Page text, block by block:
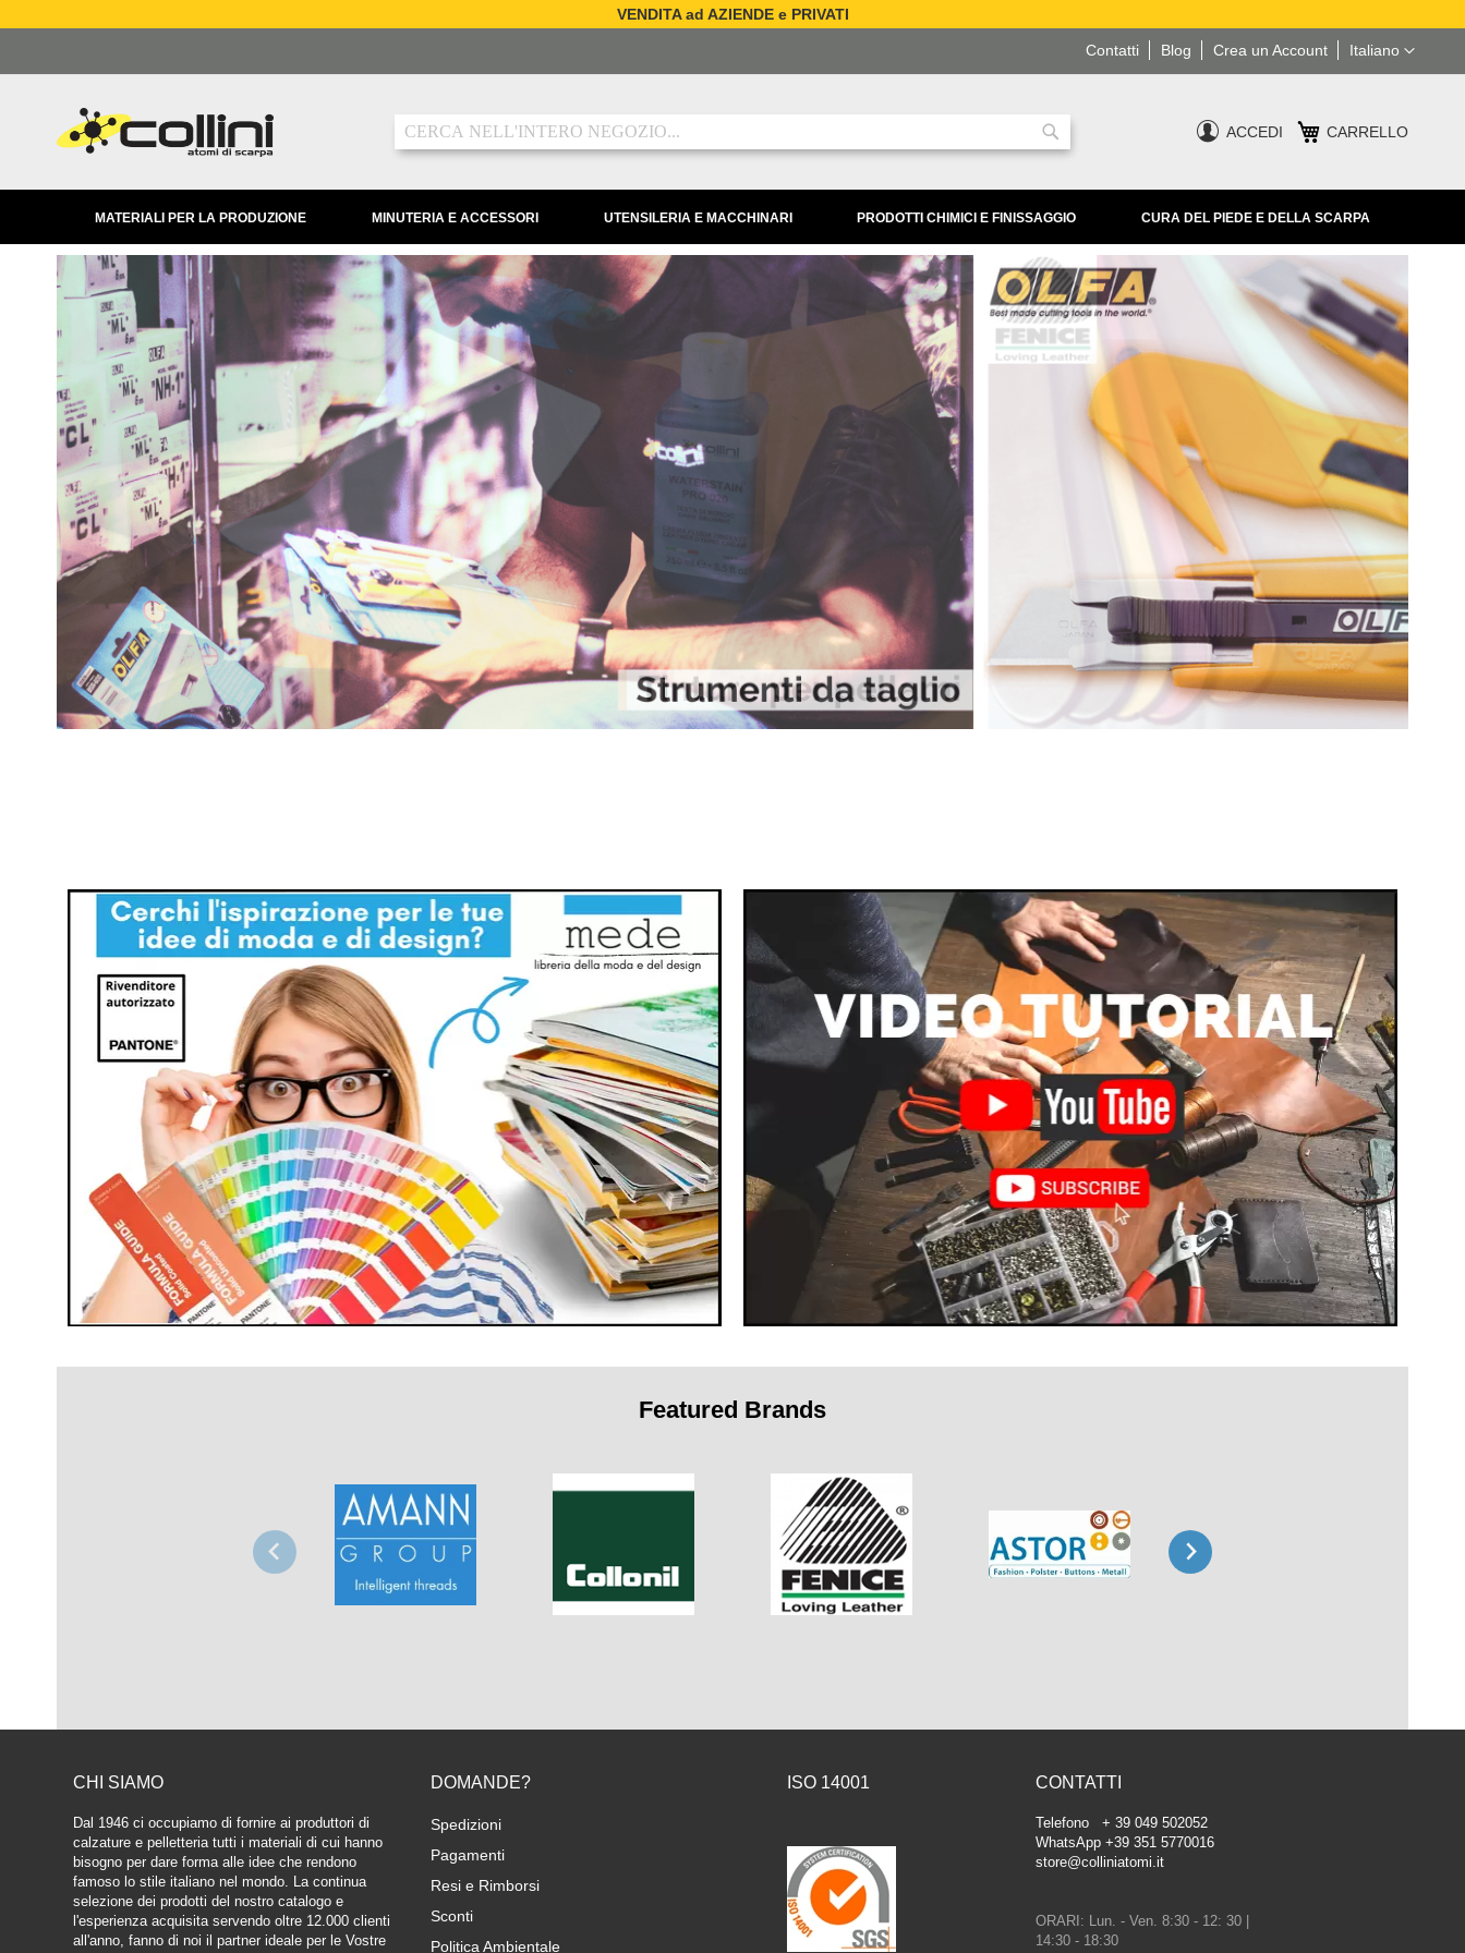
VENDITA ad AZIENDE e PRIVATI
al
Lingua
Italiano
Blog Crea un Account
Contatti
Ricerca Ricerca
ACCEDI CARRELLO
MATERIALI PER LA PRODUZIONE MINUTERIA E ACCESSORI UTENSILERIA E MACCHINARI PRODOTTI CHIMICI E FINISSAGGIO CURA DEL PIEDE E DELLA SCARPA
Featured Brands
CHI SIAMO
Dal 1946 ci occupiamo di fornire ai produttori di
calzature e pelletteria tutti i materiali di cui hanno
bisogno per dare forma alle idee che rendono
famoso lo stile italiano nel mondo. La continua
selezione dei prodotti del nostro catalogo e
l'esperienza acquisita servendo oltre 12.000 clienti
all'anno, fanno di noi il partner ideale per le Vostre
DOMANDE?
Spedizioni
Pagamenti
Resi e Rimborsi
Sconti
Politica Ambientale
ISO 14001 CONTATTI
Telefono + 39 049 502052
WhatsApp +39 351 5770016
store@colliniatomi.it
ORARI: Lun. - Ven. 8:30 - 12: 30 |
14:30 - 18:30